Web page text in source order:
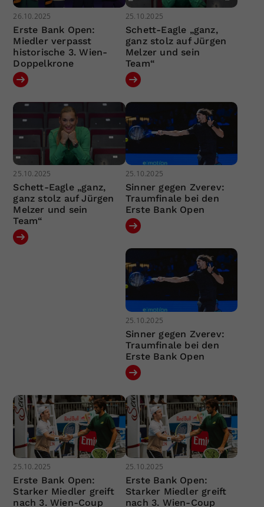
26.10.2025
Erste Bank Open:
Miedler verpasst
historische 3. Wien-
Doppelkrone
25.10.2025
Schett-Eagle „ganz,
ganz stolz auf Jürgen
Melzer und sein
Team“
25.10.2025
Schett-Eagle „ganz,
ganz stolz auf Jürgen
Melzer und sein
Team“
25.10.2025
Sinner gegen Zverev:
Traumfinale bei den
Erste Bank Open
25.10.2025
Sinner gegen Zverev:
Traumfinale bei den
Erste Bank Open
25.10.2025
Erste Bank Open:
Starker Miedler greift
nach 3. Wien-Coup
25.10.2025
Erste Bank Open:
Starker Miedler greift
nach 3. Wien-Coup